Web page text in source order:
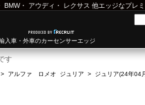
BMW・ アウディ ・ レクサス 他エッジなプレ
入車・外車のカーセンサーエッジ
す
> アルファ ロメオ ジュリア > ジュリア(24年04